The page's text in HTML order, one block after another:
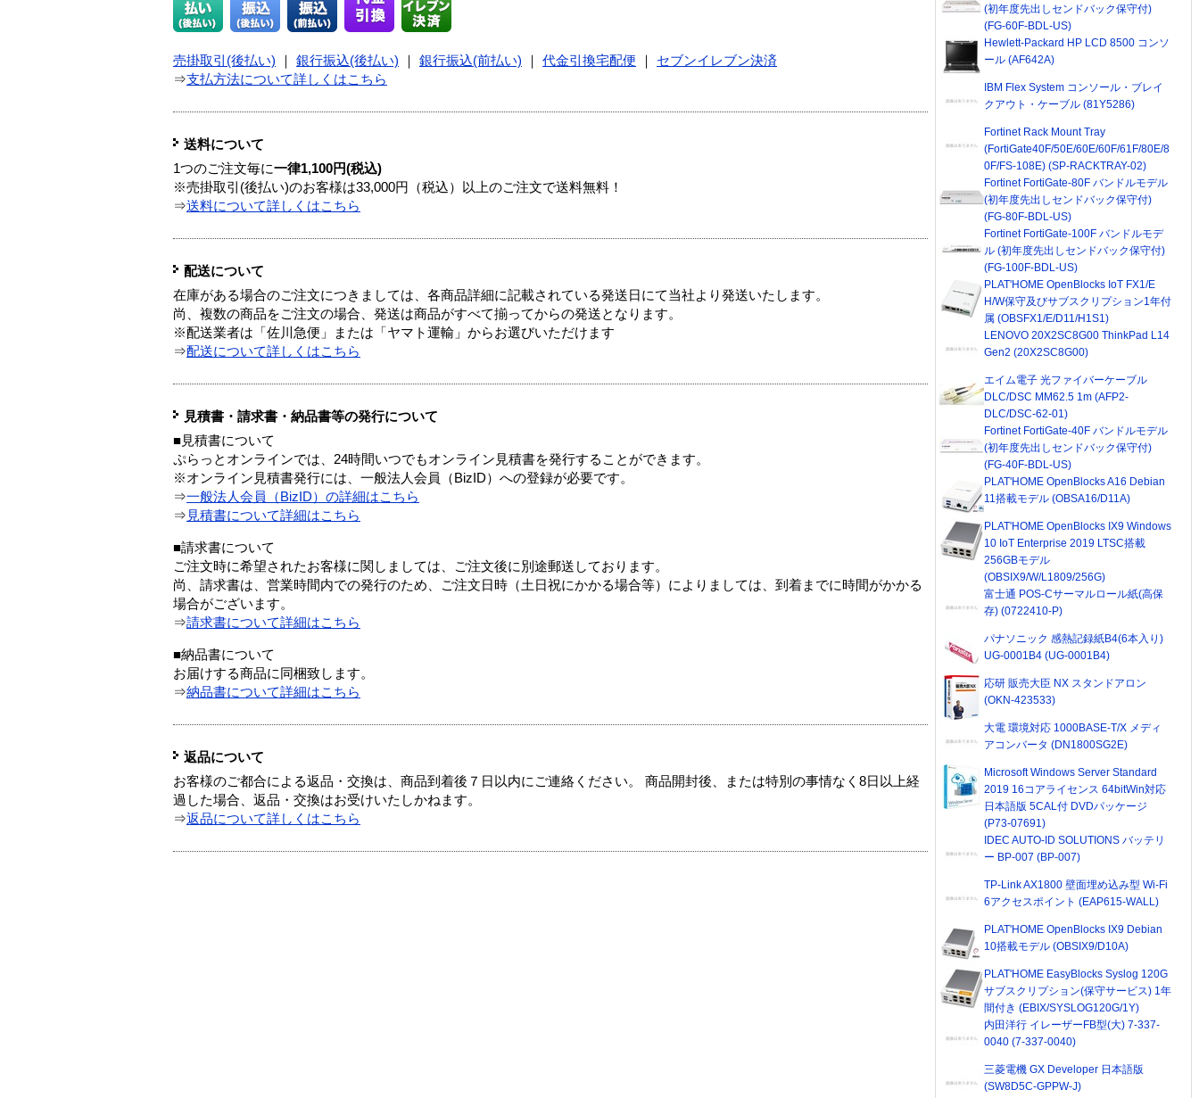
売掛取引(後払い) 銀行振込(後払い) 銀行振込(前払い) 代金引換宅配便
セブンイレブン決済
⇒支払方法について詳しくはこちら
送料について
1つのご注文毎に一律1,100円(税込)
※売掛取引(後払い)のお客様は33,000円（税込）以上のご注文で送料無料！
⇒送料について詳しくはこちら
配送について
在庫がある場合のご注文につきましては、各商品詳細に記載されている発送日にて当社より発送いたします。
尚、複数の商品をご注文の場合、発送は商品がすべて揃ってからの発送となります。
※配送業者は「佐川急便」または「ヤマト運輸」からお選びいただけます
⇒配送について詳しくはこちら
見積書・請求書・納品書等の発行について
■見積書について
ぷらっとオンラインでは、24時間いつでもオンライン見積書を発行することができます。
※オンライン見積書発行には、一般法人会員（BizID）への登録が必要です。
⇒一般法人会員（BizID）の詳細はこちら
⇒ 見積書について詳細はこちら
■請求書について
ご注文時に希望されたお客様に関しましては、ご注文後に別途郵送しております。
尚、請求書は、営業時間内での発行のため、ご注文日時（土日祝にかかる場合等）によりましては、到着までに時間がかかる
場合がございます。
⇒請求書について詳細はこちら
■納品書について
お届けする商品に同梱致します。
⇒納品書について詳細はこちら
返品について
お客様のご都合による返品・交換は、商品到着後７日以内にご連絡ください。 商品開封後、または特別の事情なく8日以上経
過した場合、返品・交換はお受けいたしかねます。
⇒返品について詳しくはこちら
(初年度先出しセンドバック保守付)
(FG-60F-BDL-US)
Hewlett-Packard HP LCD 8500 コンソ
ール (AF642A)
IBM Flex System コンソール・ブレイ
クアウト・ケーブル (81Y5286)
Fortinet Rack Mount Tray
(FortiGate40F/50E/60E/60F/61F/80E/8
0F/FS-108E) (SP-RACKTRAY-02)
Fortinet FortiGate-80F バンドルモデル
(初年度先出しセンドバック保守付)
(FG-80F-BDL-US)
Fortinet FortiGate-100F バンドルモデ
ル (初年度先出しセンドバック保守付)
(FG-100F-BDL-US)
PLAT'HOME OpenBlocks IoT FX1/E
H/W保守及びサブスクリプション1年付
属 (OBSFX1/E/D11/H1S1)
LENOVO 20X2SC8G00 ThinkPad L14
Gen2 (20X2SC8G00)
エイム電子 光ファイバーケーブル
DLC/DSC MM62.5 1m (AFP2-
DLC/DSC-62-01)
Fortinet FortiGate-40F バンドルモデル
(初年度先出しセンドバック保守付)
(FG-40F-BDL-US)
PLAT'HOME OpenBlocks A16 Debian
11搭載モデル (OBSA16/D11A)
PLAT'HOME OpenBlocks IX9 Windows
10 IoT Enterprise 2019 LTSC搭載
256GBモデル
(OBSIX9/W/L1809/256G)
富士通 POS-Cサーマルロール紙(高保
存) (0722410-P)
パナソニック 感熱記録紙B4(6本入り)
UG-0001B4 (UG-0001B4)
応研 販売大臣 NX スタンドアロン
(OKN-423533)
大電 環境対応 1000BASE-T/X メディ
アコンバータ (DN1800SG2E)
Microsoft Windows Server Standard
2019 16コアライセンス 64bitWin対応
日本語版 5CAL付 DVDパッケージ
(P73-07691)
IDEC AUTO-ID SOLUTIONS バッテリ
ー BP-007 (BP-007)
TP-Link AX1800 壁面埋め込み型 Wi-Fi
6アクセスポイント (EAP615-WALL)
PLAT'HOME OpenBlocks IX9 Debian
10搭載モデル (OBSIX9/D10A)
PLAT'HOME EasyBlocks Syslog 120G
サブスクリプション(保守サービス) 1年
間付き (EBIX/SYSLOG120G/1Y)
内田洋行 イレーザーFB型(大) 7-337-
0040 (7-337-0040)
三菱電機 GX Developer 日本語版
(SW8D5C-GPPW-J)